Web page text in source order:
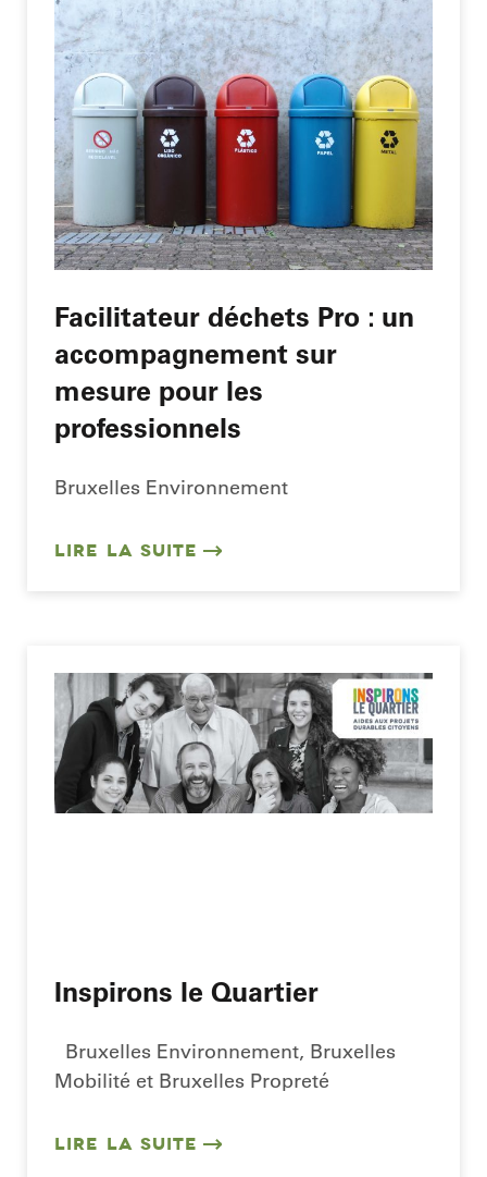
Facilitateur déchets Pro : un
accompagnement sur
mesure pour les
professionnels
Bruxelles Environnement
LIRE LA SUITE
Inspirons le Quartier
Bruxelles Environnement, Bruxelles
Mobilité et Bruxelles Propreté
LIRE LA SUITE